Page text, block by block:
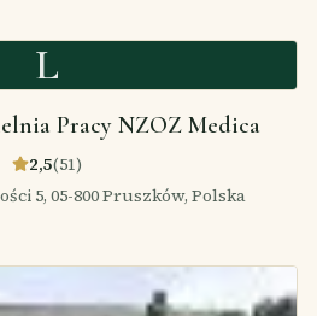
L
Pracy NZOZ Medica
2,5(51)
5, 05-800 Pruszków, Polska